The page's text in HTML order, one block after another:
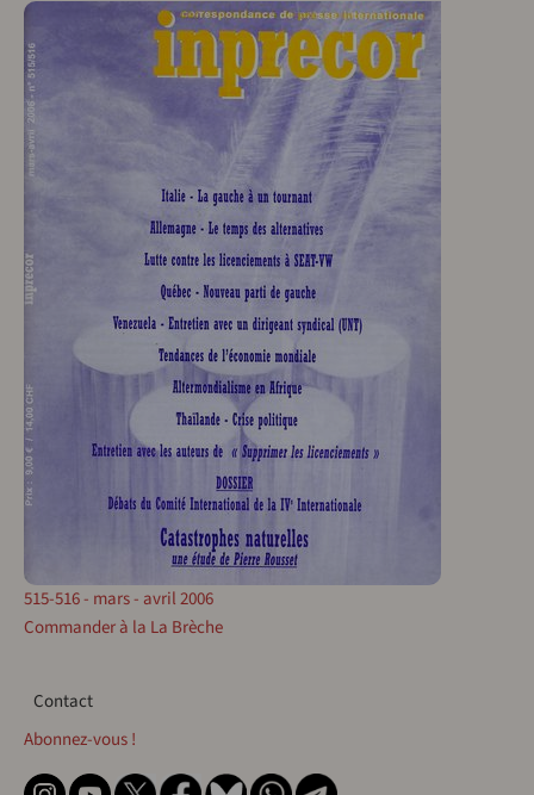
515-516 - mars - avril 2006
Commander à la La Brèche
Contact
Contact
Abonnez-vous !